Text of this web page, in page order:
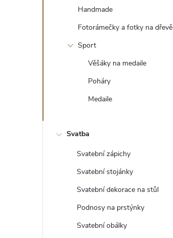
e
Handmade
Fotorámečky a fotky na dřevě
Sport
Věšáky na medaile
Poháry
Medaile
Svatba
Svatební zápichy
Svatební stojánky
Svatební dekorace na stůl
Podnosy na prstýnky
Svatební obálky